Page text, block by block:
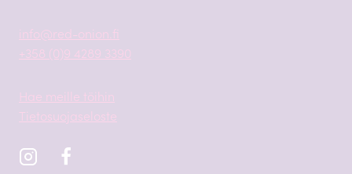
info@red-onion.fi
+358 (0)9 4289 3390
Hae meille töihin
Tietosuojaseloste